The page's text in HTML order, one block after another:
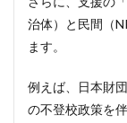
治体）と民間（
ます。
例えば、日本財
の不登校政策を